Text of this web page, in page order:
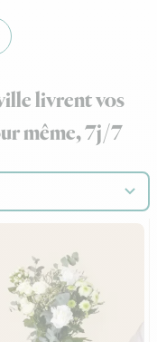
livrent vos
même, 7j/7